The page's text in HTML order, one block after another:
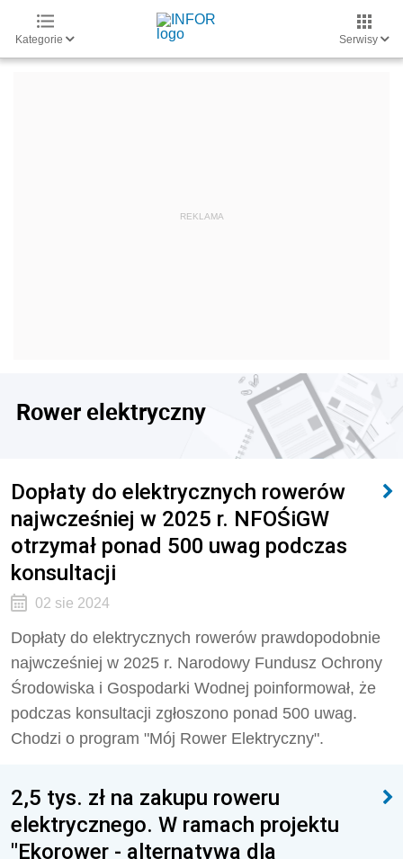
Kategorie Serwisy
Rower elektryczny
Dopłaty do elektrycznych rowerów
najwcześniej w 2025 r. NFOŚiGW
otrzymał ponad 500 uwag podczas
konsultacji
02 sie 2024
Dopłaty do elektrycznych rowerów prawdopodobnie
najwcześniej w 2025 r. Narodowy Fundusz Ochrony
Środowiska i Gospodarki Wodnej poinformował, że
podczas konsultacji zgłoszono ponad 500 uwag.
Chodzi o program "Mój Rower Elektryczny".
2,5 tys. zł na zakupu roweru
elektrycznego. W ramach projektu
"Ekorower - alternatywa dla